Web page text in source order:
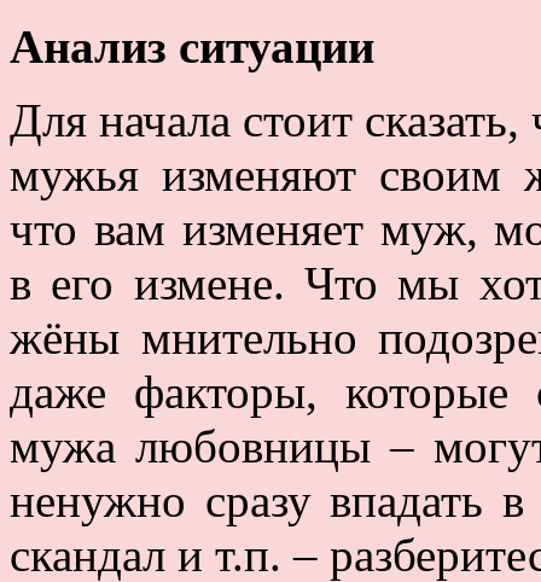
Анализ ситуации
Для начала стоит
мужья изменяют своим
что вам изменяет муж,
в его измене. Что мы
жёны мнительно
даже факторы, которые
мужа любовницы –
ненужно сразу впадать
скандал и т.п. –